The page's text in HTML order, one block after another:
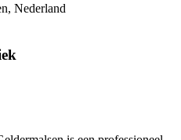
Nederland